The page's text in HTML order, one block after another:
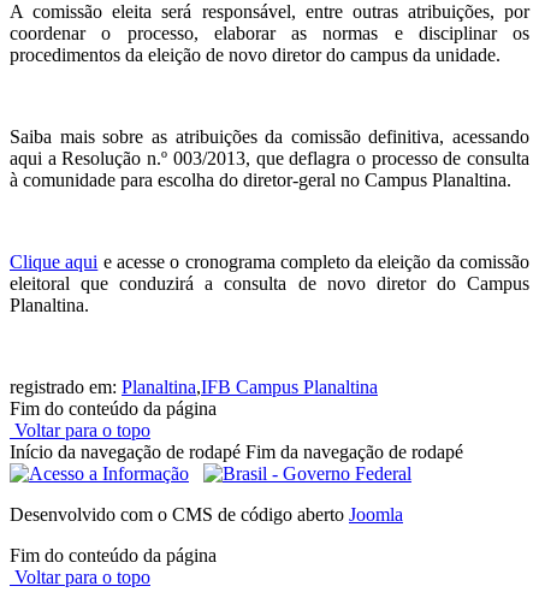
A comissão eleita será responsável, entre outras atribuições, por
coordenar o processo, elaborar as normas e disciplinar os
procedimentos da eleição de novo diretor do campus da unidade.
Saiba mais sobre as atribuições da comissão definitiva, acessando
aqui a Resolução n.º 003/2013, que deflagra o processo de consulta
à comunidade para escolha do diretor-geral no Campus Planaltina.
Clique aqui e acesse o cronograma completo da eleição da comissão
eleitoral que conduzirá a consulta de novo diretor do Campus
Planaltina.
registrado em: Planaltina,IFB Campus Planaltina
Fim do conteúdo da página
Voltar para o topo
Início da navegação de rodapé Fim da navegação de rodapé
Desenvolvido com o CMS de código aberto Joomla
Fim do conteúdo da página
Voltar para o topo